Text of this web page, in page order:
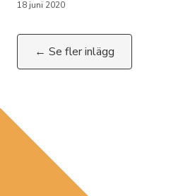
18 juni 2020
← Se fler inlägg